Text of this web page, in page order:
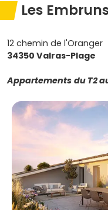
Les
12 chemin de l'Oranger
34350 Valras-Plage
Appartements du T2